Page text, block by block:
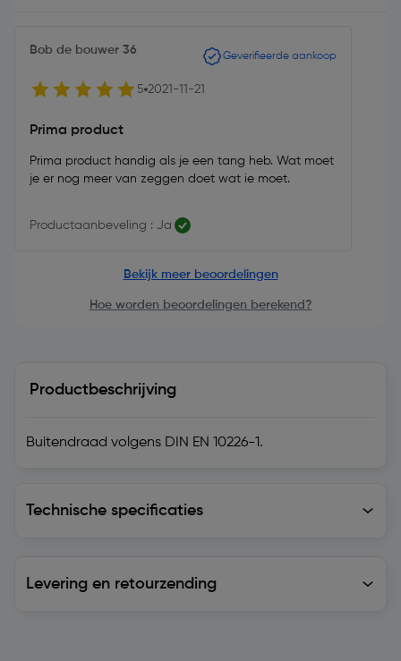
Bob de bouwer 36 Geverifieerde aankoop
5 2021-11-21
Prima product
Prima product handig als je een tang heb. Wat moet
je er nog meer van zeggen doet wat ie moet.
Productaanbeveling : Ja
Bekijk meer beoordelingen
Hoe worden beoordelingen berekend?
Productbeschrijving
Buitendraad volgens DIN EN 10226-1.
Technische specificaties
Levering en retourzending